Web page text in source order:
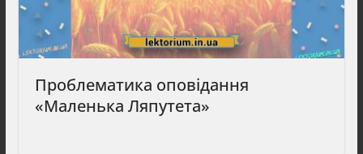
Проблематика оповідання
«Маленька Ляпутета»